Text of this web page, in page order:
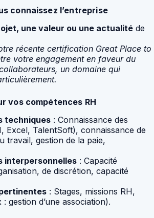
connaissez l’entreprise
une valeur ou une actualité de
récente certification Great Place to
votre engagement en faveur du
un domaine qui
vos compétences RH
techniques : Connaissance des
Excel, TalentSoft), connaissance de
travail, gestion de la paie,
interpersonnelles : Capacité
de discrétion, capacité
: Stages, missions RH,
gestion d’une association).